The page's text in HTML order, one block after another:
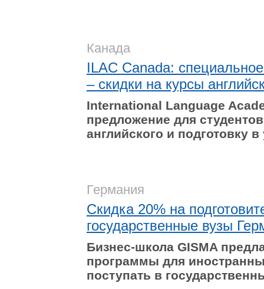
Канада
ILAC Canada:
– скидки на курсы
International Language
предложение для
английского и подготовку
Германия
Скидка 20% на
государственные вузы
Бизнес-школа GISMA
программы для
поступать в